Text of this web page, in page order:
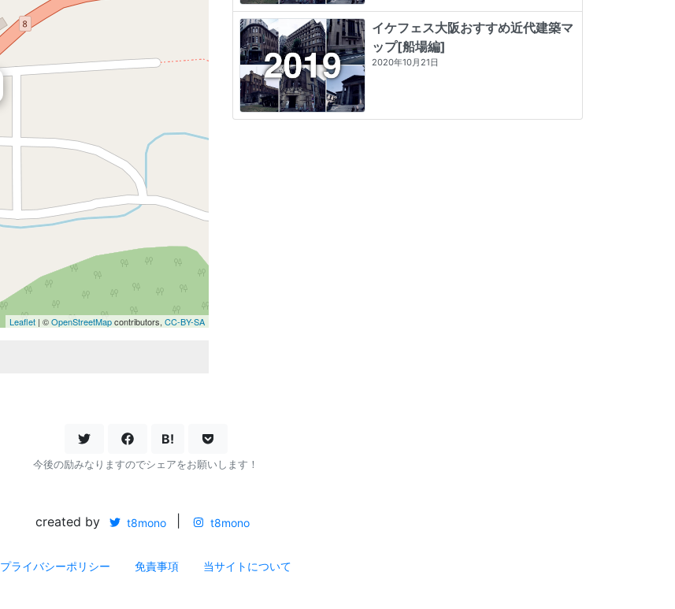
Leaflet | ©OpenStreetMapcontributors, CC-BY-SA
イケフェス大阪おすすめ近代建築マ
ップ[船場編]
2020年10月21日
B!
今後の励みなりますのでシェアをお願いします！
created by t8mono t8mono
プライバシーポリシー 免責事項 当サイトについて